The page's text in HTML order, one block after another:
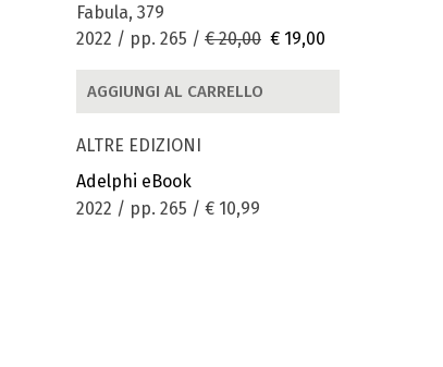
Fabula, 379
2022 / pp. 265 / € 20,00 € 19,00
AGGIUNGI AL CARRELLO
ALTRE EDIZIONI
Adelphi eBook
2022 / pp. 265 / € 10,99